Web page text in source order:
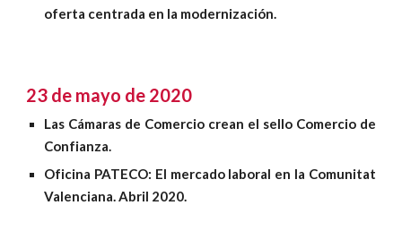
oferta centrada en la modernización.
23 de mayo de 2020
Las Cámaras de Comercio crean el sello Comercio de
Confianza.
Oficina PATECO: El mercado laboral en la Comunitat
Valenciana. Abril 2020.